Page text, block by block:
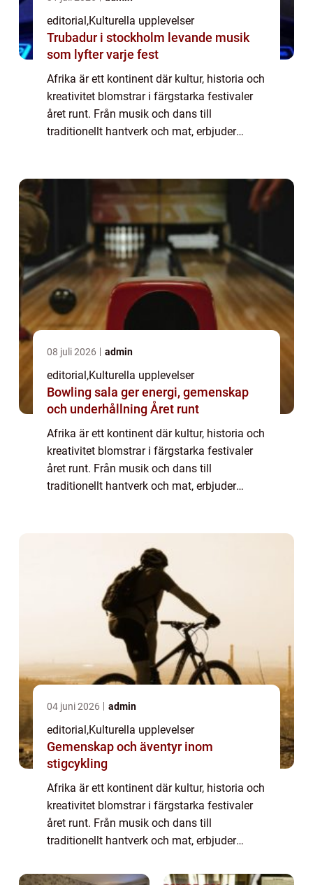
editorial,Kulturella upplevelser
Trubadur i stockholm levande musik
som lyfter varje fest
Afrika är ett kontinent där kultur, historia och
kreativitet blomstrar i färgstarka festivaler
året runt. Från musik och dans till
traditionellt hantverk och mat, erbjuder
08 juli 2026 admin
editorial,Kulturella upplevelser
Bowling sala ger energi, gemenskap
och underhållning Året runt
Afrika är ett kontinent där kultur, historia och
kreativitet blomstrar i färgstarka festivaler
året runt. Från musik och dans till
traditionellt hantverk och mat, erbjuder
04 juni 2026 admin
editorial,Kulturella upplevelser
Gemenskap och äventyr inom
stigcykling
Afrika är ett kontinent där kultur, historia och
kreativitet blomstrar i färgstarka festivaler
året runt. Från musik och dans till
traditionellt hantverk och mat, erbjuder
möjlighe...